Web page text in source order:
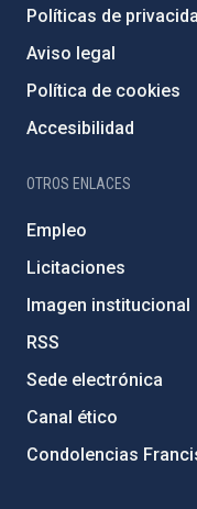
Políticas de
Aviso legal
Política de cookies
Accesibilidad
OTROS ENLACES
Empleo
Licitaciones
Imagen institucional
RSS
Sede electrónica
Canal ético
Condolencias